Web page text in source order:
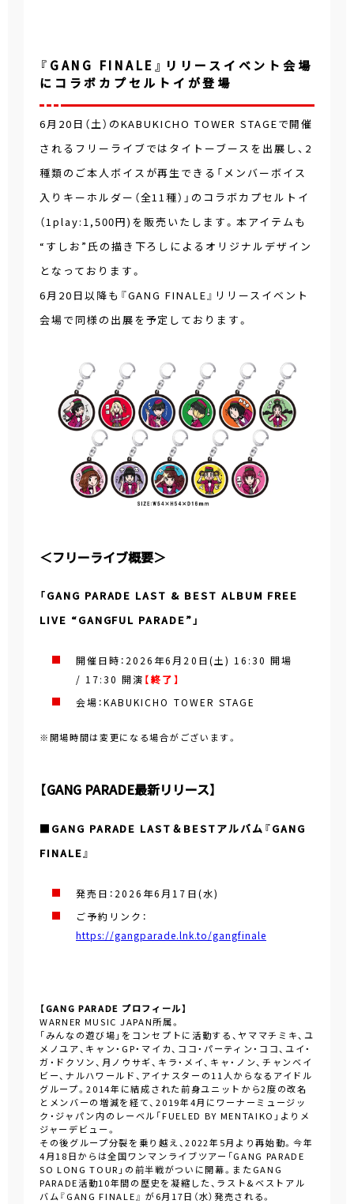
『GANG FINALE』リリースイベント会場
にコラボカプセルトイが登場
6月20日（土）のKABUKICHO TOWER STAGEで開催
されるフリーライブではタイトーブースを出展し、2
種類のご本人ボイスが再生できる「メンバーボイス
入りキーホルダー（全11種）」のコラボカプセルトイ
（1play:1,500円)を販売いたします。本アイテムも
“すしお”氏の描き下ろしによるオリジナルデザイン
となっております。
6月20日以降も『GANG FINALE』リリースイベント
会場で同様の出展を予定しております。
＜フリーライブ概要＞
「GANG PARADE LAST & BEST ALBUM FREE
LIVE “GANGFUL PARADE”」
開催日時：2026年6月20日(土) 16:30 開場
/ 17:30 開演 【終了】
会場：KABUKICHO TOWER STAGE
※開場時間は変更になる場合がございます。
【GANG PARADE最新リリース】
■GANG PARADE LAST＆BESTアルバム『GANG
FINALE』
発売日：2026年6月17日(水)
ご予約リンク：
https://gangparade.lnk.to/gangfinale
【GANG PARADE プロフィール】
WARNER MUSIC JAPAN所属。
「みんなの遊び場」をコンセプトに活動する、ヤママチミキ、ユ
メノユア、キャン・GP・マイカ、ココ・パーティン・ココ、ユイ・
ガ・ドクソン、月ノウサギ、キラ・メイ、キャ・ノン、チャンベイ
ビー、ナルハワールド、アイナスターの11人からなるアイドル
グループ。2014年に結成された前身ユニットから2度の改名
とメンバーの増減を経て、2019年4月にワーナーミュージッ
ク・ジャパン内のレーベル「FUELED BY MENTAIKO」よりメ
ジャーデビュー。
その後グループ分裂を乗り越え、2022年5月より再始動。今年
4月18日からは全国ワンマンライブツアー「GANG PARADE
SO LONG TOUR」の前半戦がついに開幕。またGANG
PARADE活動10年間の歴史を凝縮した、ラスト&ベストアル
バム『GANG FINALE』 が6月17日（水）発売される。